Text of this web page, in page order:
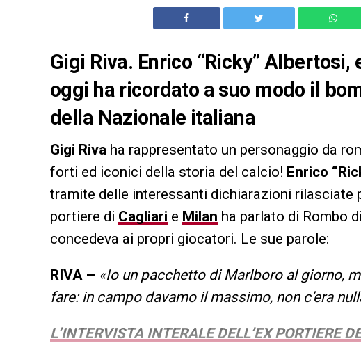
Gigi Riva. Enrico “Ricky”
oggi ha ricordato a suo modo il
della Nazionale italiana
Gigi Riva ha rappresentato un personaggio da
forti ed iconici della storia del calcio! Enrico
tramite delle interessanti dichiarazioni rilasciate
portiere di Cagliari e Milan ha parlato di Rombo
concedeva ai propri giocatori. Le sue parole:
RIVA – «Io un pacchetto di Marlboro al giorno,
fare: in campo davamo il massimo, non c’era
L’INTERVISTA INTERALE DELL’EX PORTIERE